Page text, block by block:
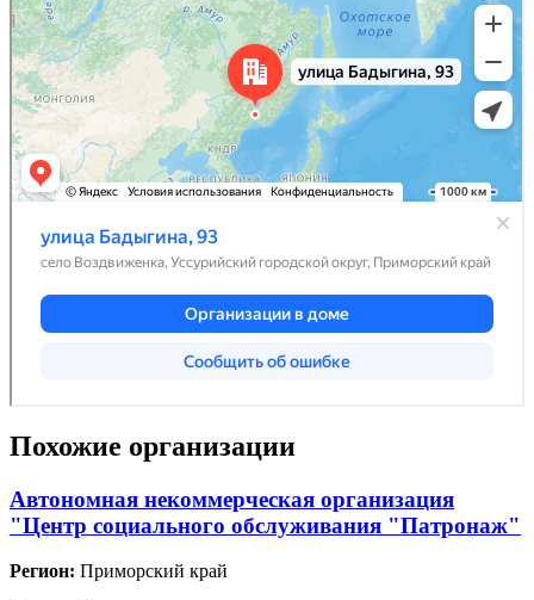
Похожие организации
Автономная некоммерческая организация
"Центр социального обслуживания "Патронаж"
Регион: Приморский край